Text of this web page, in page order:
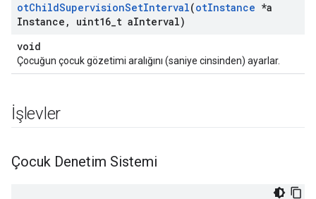
otChildSupervisionSetInterval(otInstance *a
Instance , uint16 t aInterval)
void
Çocuğun çocuk gözetimi aralığını (saniye cinsinden) ayarlar.
İşlevler
Çocuk Denetim Sistemi